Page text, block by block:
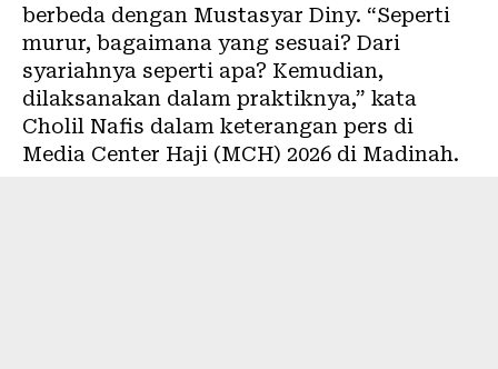
berbeda dengan Mustasyar Diny. “Seperti
murur, bagaimana yang sesuai? Dari
syariahnya seperti apa? Kemudian,
dilaksanakan dalam praktiknya,” kata
Cholil Nafis dalam keterangan pers di
Media Center Haji (MCH) 2026 di Madinah.